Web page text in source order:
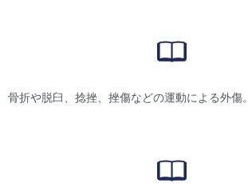
骨折や脱臼、捻挫、挫傷などの運動による外傷。